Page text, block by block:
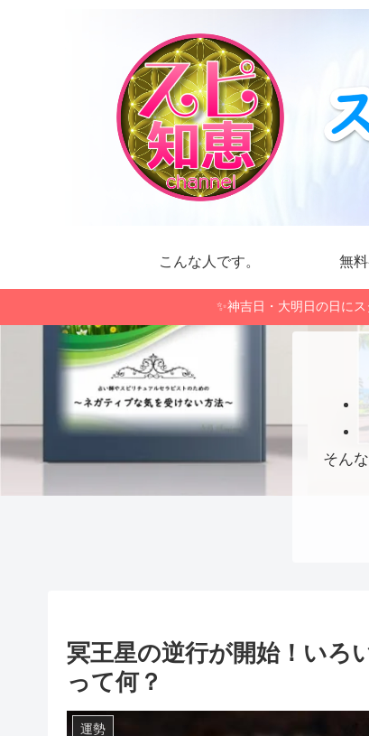
こんな人です。 無
✨神吉日・大明日の日に
そん
冥王星の逆行が開始！いろ
って何？
運勢